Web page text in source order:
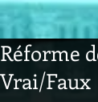
Réforme
Vrai/Faux